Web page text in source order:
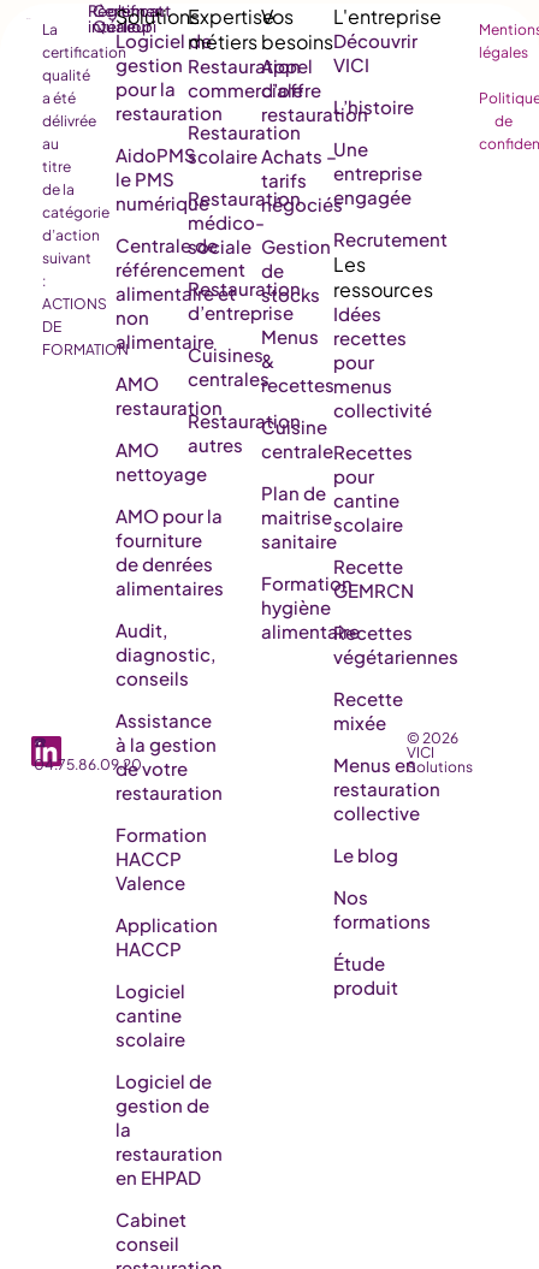
☎️
04.75.86.09.20
La
certification
qualité
a été
délivrée
au
titre
de la
catégorie
d’action
suivant
:
ACTIONS
DE
FORMATION
Règlement
intérieur
Certificat
Qualiopi
Logiciel de
gestion
pour la
restauration
AidoPMS
le PMS
numérique
Centrale de
référencement
alimentaire et
non
alimentaire
AMO
restauration
AMO
nettoyage
AMO pour la
fourniture
de denrées
alimentaires
Audit,
diagnostic,
conseils
Assistance
à la gestion
de votre
restauration
Formation
HACCP
Valence
Application
HACCP
Logiciel
cantine
scolaire
Logiciel de
gestion de
la
restauration
en EHPAD​
Cabinet
conseil
Restauration
commerciale
Restauration
scolaire
Restauration
médico-
sociale
Restauration
d’entreprise
Cuisines
centrales
Restauration
autres
Appel
d’offre
restauration
Achats –
tarifs
négociés
Gestion
de
stocks
Menus
&
recettes
Cuisine
centrale
Plan de
maitrise
sanitaire
Formation
hygiène
alimentaire
Découvrir
VICI
L’histoire
Une
entreprise
engagée
Recrutement
Idées
recettes
pour
menus
collectivité
Recettes
pour
cantine
scolaire
Recette
GEMRCN
Recettes
végétariennes
Recette
mixée
Menus en
restauration
collective
Le blog
Nos
formations
Étude
produit
© 2026
VICI
Solutions
légales
de